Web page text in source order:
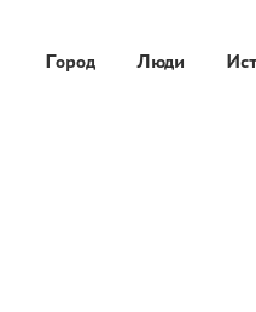
Город Люди